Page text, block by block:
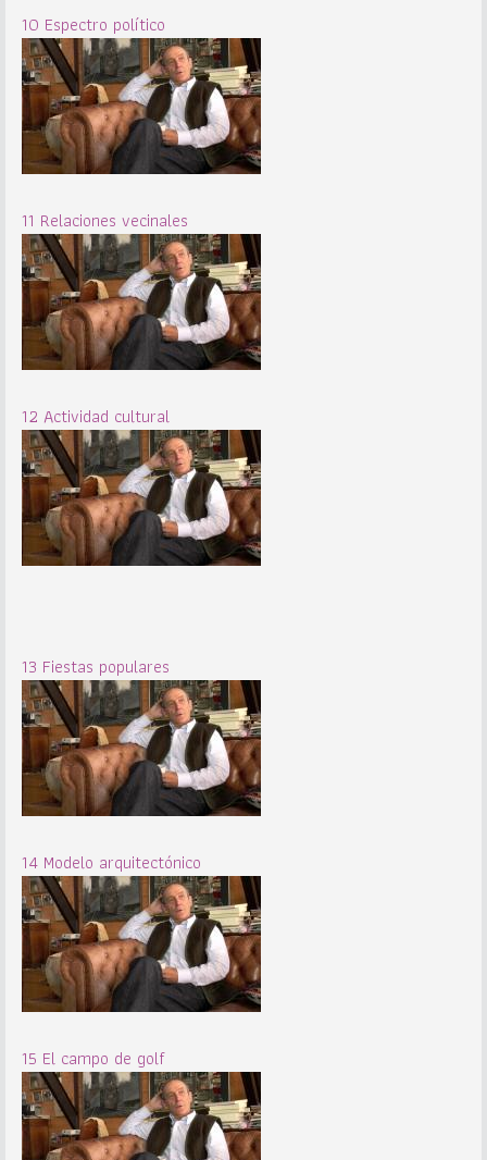
10 Espectro político
11 Relaciones vecinales
12 Actividad cultural
13 Fiestas populares
14 Modelo arquitectónico
15 El campo de golf